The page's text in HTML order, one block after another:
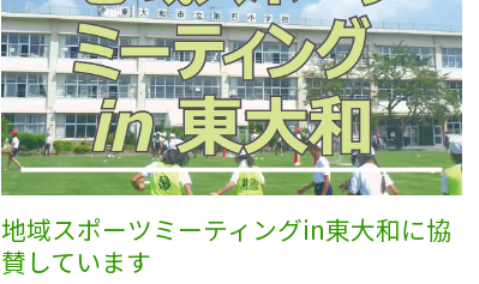
地域スポーツミーティングin東大和に協
賛しています